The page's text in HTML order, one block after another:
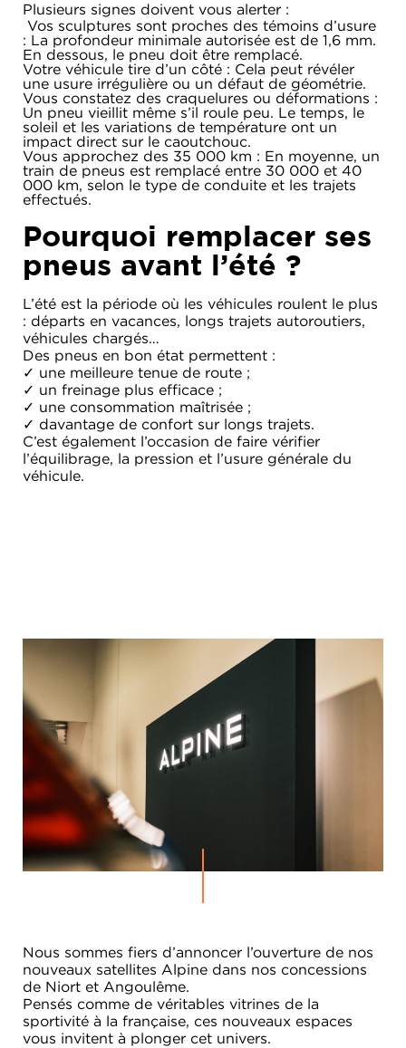
Plusieurs signes doivent vous alerter :
Vos sculptures sont proches des témoins d’usure
: La profondeur minimale autorisée est de 1,6 mm.
En dessous, le pneu doit être remplacé.
Votre véhicule tire d’un côté : Cela peut révéler
une usure irrégulière ou un défaut de géométrie.
Vous constatez des craquelures ou déformations :
Un pneu vieillit même s’il roule peu. Le temps, le
soleil et les variations de température ont un
impact direct sur le caoutchouc.
Vous approchez des 35 000 km : En moyenne, un
train de pneus est remplacé entre 30 000 et 40
000 km, selon le type de conduite et les trajets
effectués.
Pourquoi remplacer ses
pneus avant l’été ?
L’été est la période où les véhicules roulent le plus
: départs en vacances, longs trajets autoroutiers,
véhicules chargés…
Des pneus en bon état permettent :
✓ une meilleure tenue de route ;
✓ un freinage plus efficace ;
✓ une consommation maîtrisée ;
✓ davantage de confort sur longs trajets.
C’est également l’occasion de faire vérifier
l’équilibrage, la pression et l’usure générale du
véhicule.
Nous sommes fiers d’annoncer l’ouverture de nos
nouveaux satellites Alpine dans nos concessions
de Niort et Angoulême.
Pensés comme de véritables vitrines de la
sportivité à la française, ces nouveaux espaces
vous invitent à plonger cet univers.